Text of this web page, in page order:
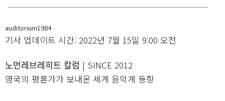
auditorium1984
기사 업데이트 시간: 2022년 7월 15일 9:00 오전
노먼레브레히트 칼럼 | SINCE 2012
영국의 평론가가 보내온 세계 음악계 동향